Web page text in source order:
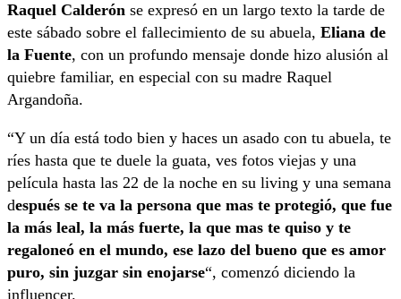
Raquel Calderón se expresó en un largo texto la tarde de
este sábado sobre el fallecimiento de su abuela, Eliana de
la Fuente, con un profundo mensaje donde hizo alusión al
quiebre familiar, en especial con su madre Raquel
Argandoña.
“Y un día está todo bien y haces un asado con tu abuela, te
ríes hasta que te duele la guata, ves fotos viejas y una
película hasta las 22 de la noche en su living y una semana
después se te va la persona que mas te protegió, que fue
la más leal, la más fuerte, la que mas te quiso y te
regaloneó en el mundo, ese lazo del bueno que es amor
puro, sin juzgar sin enojarse“, comenzó diciendo la
influencer.